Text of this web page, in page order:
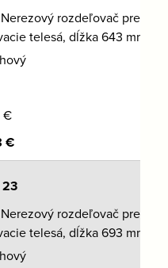
Nerezový rozdeľovač pre
telesá, dĺžka 643 mm
€
€
Nerezový rozdeľovač pre
telesá, dĺžka 693 mm